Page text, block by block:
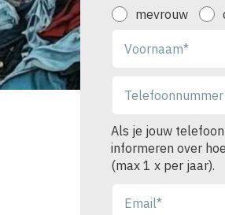
mevrouw
Als je jouw
informeren over
(max 1 x per jaar).